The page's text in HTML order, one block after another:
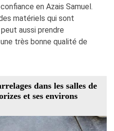
en Azais Samuel.
matériels qui sont
aussi prendre
très bonne qualité de
dans les salles de
et ses environs